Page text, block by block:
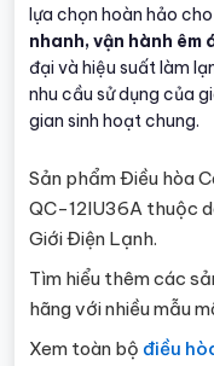
lựa chọn hoàn hảo
nhanh, vận hành êm
đại và hiệu suất làm
nhu cầu sử dụng của
gian sinh hoạt chung.
Sản phẩm Điều hòa
QC-12IU36A thuộc
Giới Điện Lạnh.
Tìm hiểu thêm các
hãng với nhiều mẫu
Xem toàn bộ điều